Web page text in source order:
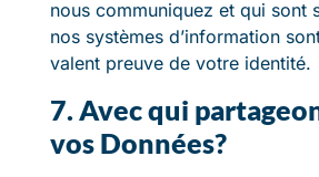
nous communiquez et qui sont
nos systèmes d’information
valent preuve de votre identité.
7. Avec qui
vos Données?